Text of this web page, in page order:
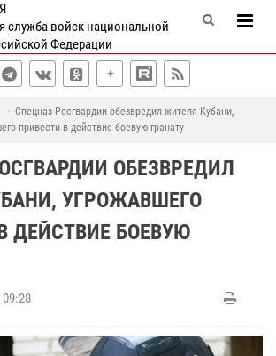
служба войск национальной
Федерации
Спецназ Росгвардии обезвредил жителя Кубани,
привести в действие боевую гранату
ОБЕЗВРЕДИЛ
УГРОЖАВШЕГО
ДЕЙСТВИЕ БОЕВУЮ
09:28